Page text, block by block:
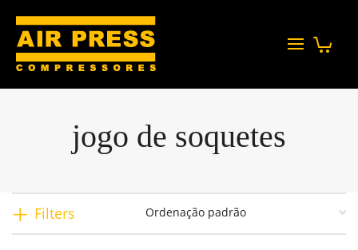
jogo de soquetes
Filters